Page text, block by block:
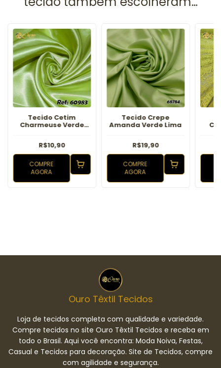
Tecido Cetim
Charmeuse Verde
R$10,90
COMPRE
AGORA
Tecido Crepe
Amanda Verde Lima
R$19,90
COMPRE
AGORA
Ouro Têxtil Tecidos
Loja de tecidos completa com qualidade e variedade.
Compre tecidos no site Ouro Têxtil Tecidos e receba em
todo o Brasil. Aqui você encontra: Moda Noiva, Festas,
Casual e Tecidos para decoração. Site de Tecidos, compre
com agilidade e segurança.